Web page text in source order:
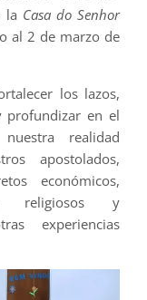
la Casa do Senhor
al 2 de marzo de
los lazos,
profundizar en el
realidad
apostolados,
económicos,
religiosos y
experiencias